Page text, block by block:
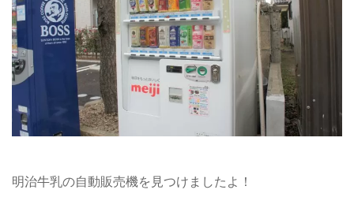
明治牛乳の自動販売機を見つけましたよ！